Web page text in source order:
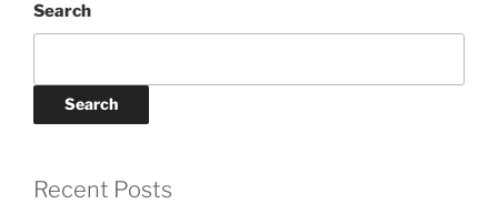
Search
Search
Recent Posts